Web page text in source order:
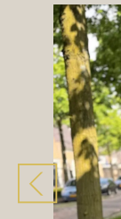
Volgende